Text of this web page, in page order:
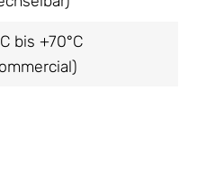
bis +70°C